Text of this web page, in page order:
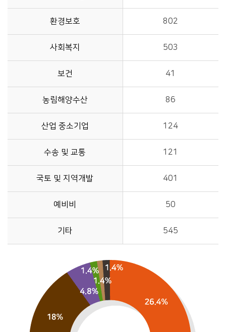
환경보호 802
사회복지 503
보건 41
농림해양수산 86
산업 중소기업 124
수송 및 교통 121
국토 및 지역개발 401
예비비 50
기타 545